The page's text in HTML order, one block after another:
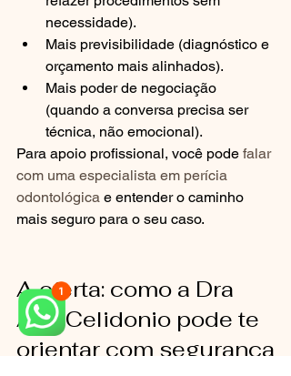
necessidade).
Mais previsibilidade (diagnóstico e
orçamento mais alinhados).
Mais poder de negociação
(quando a conversa precisa ser
técnica, não emocional).
Para apoio profissional, você pode falar
com uma especialista em perícia
odontológica e entender o caminho
mais seguro para o seu caso.
A oferta: como a Dra
Ana Celidonio pode te
orientar com segurança